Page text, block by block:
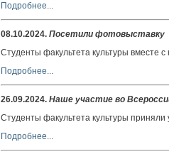
Подробнее...
08.10.2024. Посетили фотовыставку
Студенты факультета культуры вместе
Подробнее...
26.09.2024. Наше участие во
Студенты факультета культуры
Подробнее...